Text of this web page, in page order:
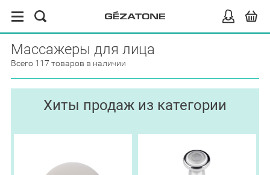
Массажеры для лица
Всего 117 товаров в наличии
Хиты продаж из категории